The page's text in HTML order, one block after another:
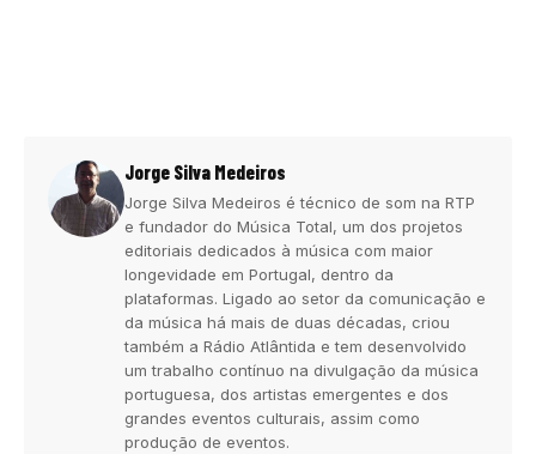
Jorge Silva Medeiros
Jorge Silva Medeiros é técnico de som na RTP
e fundador do Música Total, um dos projetos
editoriais dedicados à música com maior
longevidade em Portugal, dentro da
plataformas. Ligado ao setor da comunicação e
da música há mais de duas décadas, criou
também a Rádio Atlântida e tem desenvolvido
um trabalho contínuo na divulgação da música
portuguesa, dos artistas emergentes e dos
grandes eventos culturais, assim como
produção de eventos.